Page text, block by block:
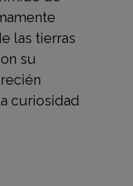
las tierras
su
curiosidad